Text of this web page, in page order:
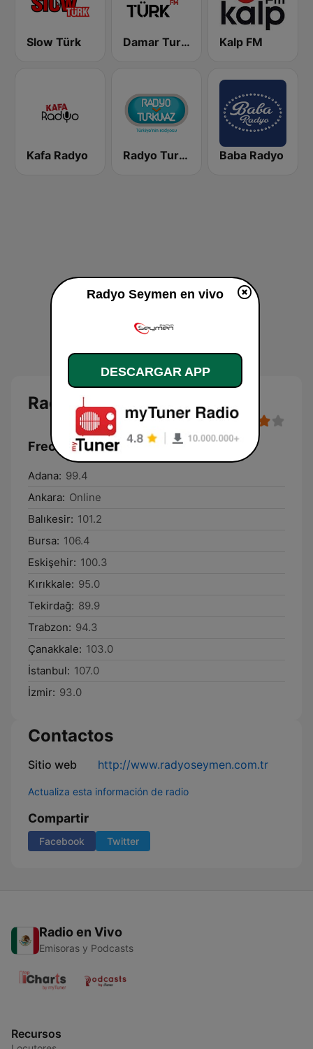
Slow Türk Damar Turk FM Kalp FM
Kafa Radyo Radyo Turkuvaz Baba Radyo
Radyo Seymen
Frecuencias Radyo Seymen:
Adana: 99.4
Ankara: Online
Balıkesir: 101.2
Bursa: 106.4
Eskişehir: 100.3
Kırıkkale: 95.0
Tekirdağ: 89.9
Trabzon: 94.3
Çanakkale: 103.0
İstanbul: 107.0
İzmir: 93.0
Contactos
Sitio web http://www.radyoseymen.com.tr
Actualiza esta información de radio
Compartir
Facebook Twitter
Radio en Vivo
Emisoras y Podcasts
Recursos
Radyo Seymen en vivo
DESCARGAR APP